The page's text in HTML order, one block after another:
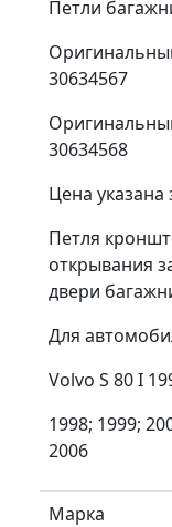
Петли
30634567
30634568
Цена указана
Петля
открывания
двери
Для
Volvo S 80 I
1998; 1999;
2006
Марка